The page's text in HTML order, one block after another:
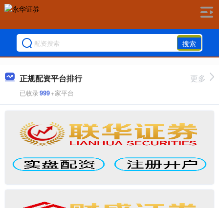
搜索
正规配资平台排行
已收录999+家平台
更多